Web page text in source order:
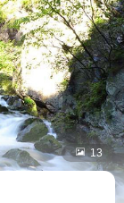
 13